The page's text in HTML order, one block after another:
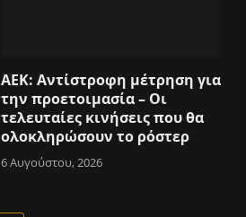
ΑΕΚ: Αντίστροφη μέτρηση για
την προετοιμασία – Οι
τελευταίες κινήσεις που θα
ολοκληρώσουν το ρόστερ
6 Αυγούστου, 2026